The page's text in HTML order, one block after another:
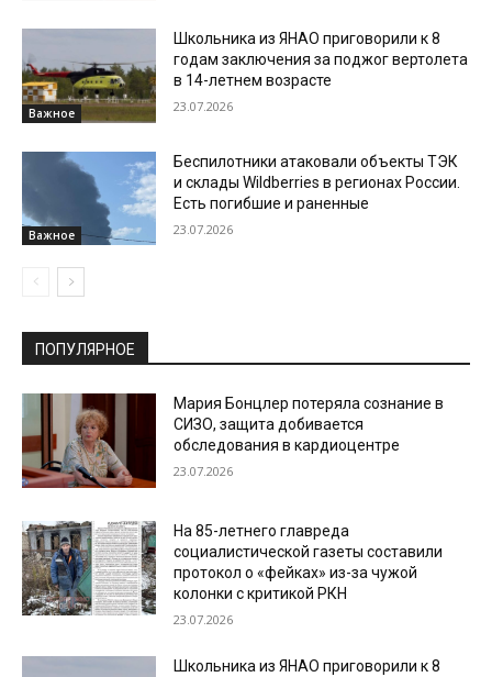
Важное
Школьника из ЯНАО приговорили к 8
годам заключения за поджог вертолета
в 14-летнем возрасте
23.07.2026
Важное
Беспилотники атаковали объекты ТЭК
и склады Wildberries в регионах России.
Есть погибшие и раненные
23.07.2026
ПОПУЛЯРНОЕ
Мария Бонцлер потеряла сознание в
СИЗО, защита добивается
обследования в кардиоцентре
23.07.2026
На 85-летнего главреда
социалистической газеты составили
протокол о «фейках» из-за чужой
колонки с критикой РКН
23.07.2026
Школьника из ЯНАО приговорили к 8